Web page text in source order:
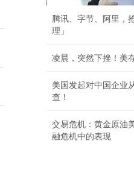
腾讯、字节、阿里，
理」
凌晨，突然下挫！美
美国发起对中国企业
查！
交易危机：黄金原油
融危机中的表现